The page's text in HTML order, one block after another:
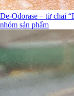
De-Odorase – từ chai
nhóm sản phẩm